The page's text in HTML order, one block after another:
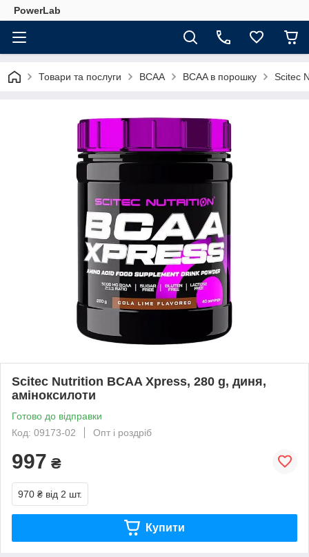
PowerLab
Товари та послуги BCAA BCAA в порошку Scitec
Scitec Nutrition BCAA Xpress, 280 g, диня,
аміноксилоти
Готово до відправки
Код: 09173-02
Опт і роздріб
997 ₴
970 ₴ від 2 шт.
Купити